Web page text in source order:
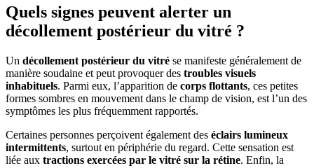
Quels signes peuvent alerter un
décollement postérieur du vitré ?
Un décollement postérieur du vitré se manifeste généralement de
manière soudaine et peut provoquer des troubles visuels
inhabituels. Parmi eux, l’apparition de corps flottants, ces petites
formes sombres en mouvement dans le champ de vision, est l’un des
symptômes les plus fréquemment rapportés.
Certaines personnes perçoivent également des éclairs lumineux
intermittents, surtout en périphérie du regard. Cette sensation est
liée aux tractions exercées par le vitré sur la rétine. Enfin, la